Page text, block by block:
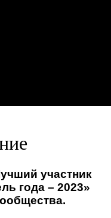
участник
года – 2023»